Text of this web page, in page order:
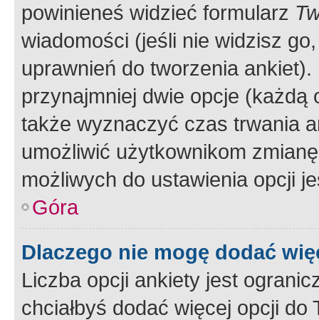
powinieneś widzieć formularz
wiadomości (jeśli nie widzisz
uprawnień do tworzenia
przynajmniej dwie opcje
także wyznaczyć czas trwania
umożliwić użytkownikom
możliwych do ustawienia opcji
Góra
Dlaczego nie mogę dodać
Liczba opcji ankiety jest
chciałbyś dodać więcej opcji